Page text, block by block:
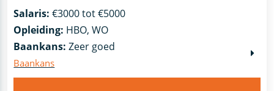
Salaris: €3000 tot €5000
Opleiding: HBO, WO
Baankans: Zeer goed
Baankans